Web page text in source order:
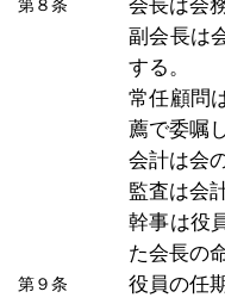
第８条
会長は会
副会長は
する。
常任顧問
薦で委嘱
会計は会
監査は会
幹事は役
た会長の
第９条 役員の任